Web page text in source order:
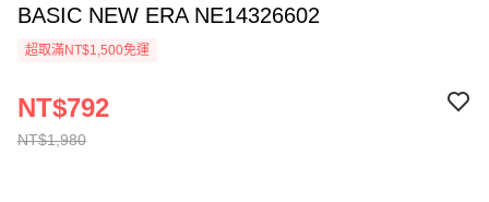
BASIC NEW ERA NE14326602
超取滿NT$1,500免運
NT$1,980
NT$792